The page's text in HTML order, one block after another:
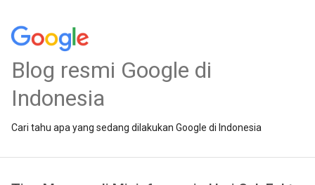
Blog resmi Google di
Indonesia
Cari tahu apa yang sedang dilakukan Google di Indonesia